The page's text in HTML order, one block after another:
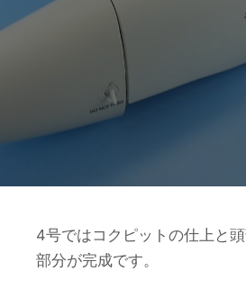
4号ではコクピットの仕上と
部分が完成です。